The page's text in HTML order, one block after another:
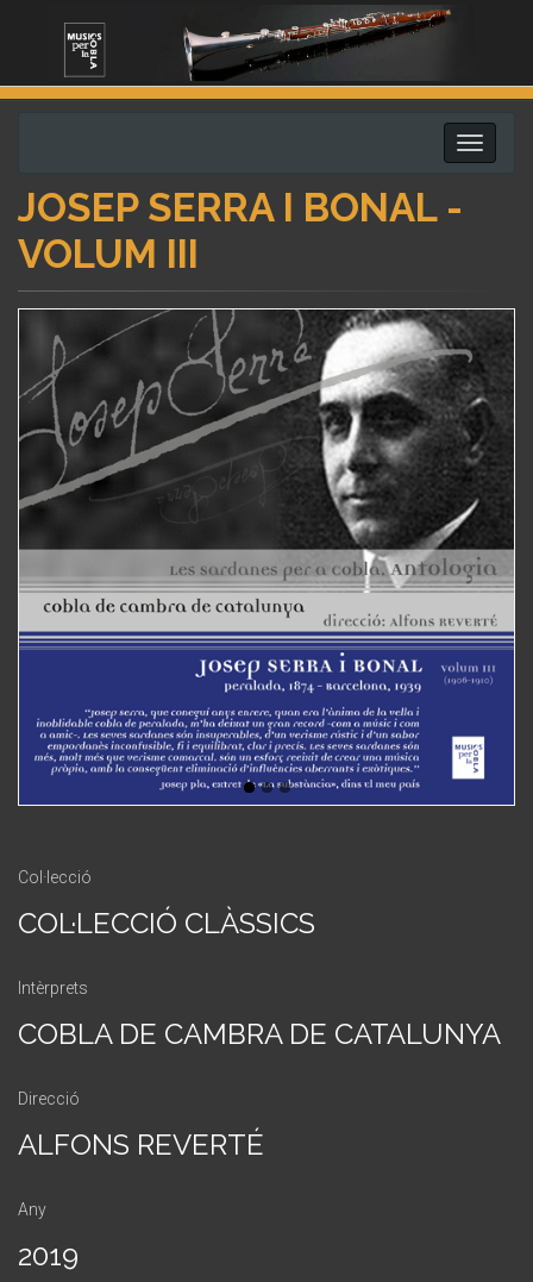
Toggle
JOSEP SERRA I BONAL -
VOLUM III
Col·lecció
COL·LECCIÓ CLÀSSICS
Intèrprets
COBLA DE CAMBRA DE CATALUNYA
Direcció
ALFONS REVERTÉ
Any
2019